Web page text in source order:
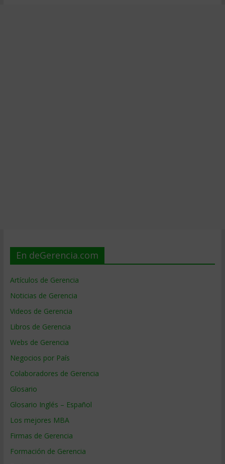
En deGerencia.com
Artículos de Gerencia
Noticias de Gerencia
Videos de Gerencia
Libros de Gerencia
Webs de Gerencia
Negocios por País
Colaboradores de Gerencia
Glosario
Glosario Inglés – Español
Los mejores MBA
Firmas de Gerencia
Formación de Gerencia